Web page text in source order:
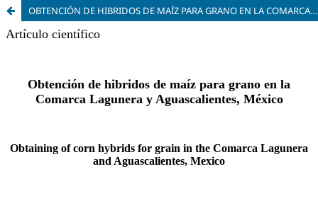
OBTENCIÓN DE HIBRIDOS DE MAÍZ PARA GRANO EN LA COMARCA LAGUNERA Y AGUASCALIENTES, MÉXICO